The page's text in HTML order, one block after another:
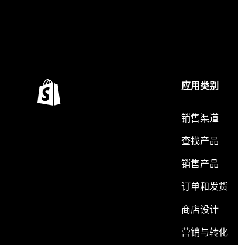
应用类别
销售渠道
查找产品
销售产品
订单和发货
商店设计
营销与转化